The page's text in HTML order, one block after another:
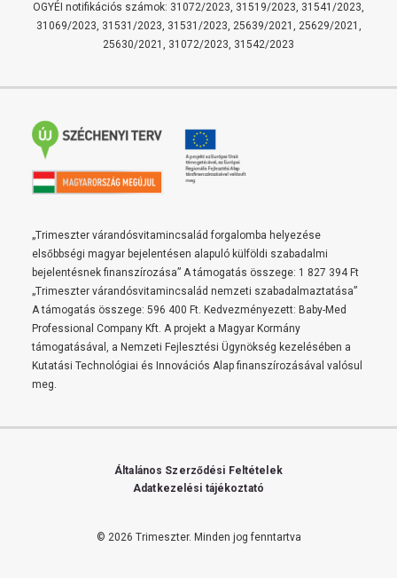
OGYÉI notifikációs számok: 31072/2023, 31519/2023, 31541/2023,
31069/2023, 31531/2023, 31531/2023, 25639/2021, 25629/2021,
25630/2021, 31072/2023, 31542/2023
„Trimeszter várandósvitamincsalád forgalomba helyezése
elsőbbségi magyar bejelentésen alapuló külföldi szabadalmi
bejelentésnek finanszírozása” A támogatás összege: 1 827 394 Ft
„Trimeszter várandósvitamincsalád nemzeti szabadalmaztatása”
A támogatás összege: 596 400 Ft. Kedvezményezett: Baby-Med
Professional Company Kft. A projekt a Magyar Kormány
támogatásával, a Nemzeti Fejlesztési Ügynökség kezelésében a
Kutatási Technológiai és Innovációs Alap finanszírozásával valósul
meg.
© 2026 Trimeszter. Minden jog fenntartva
Általános Szerződési Feltételek
Adatkezelési tájékoztató